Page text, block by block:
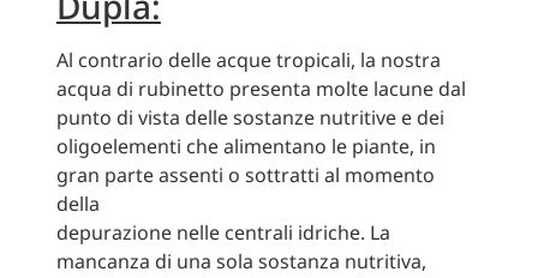
Al contrario delle acque tropicali, la nostra
acqua di rubinetto presenta molte lacune dal
punto di vista delle sostanze nutritive e dei
oligoelementi che alimentano le piante, in
gran parte assenti o sottratti al momento
della
depurazione nelle centrali idriche. La
mancanza di una sola sostanza nutritiva,